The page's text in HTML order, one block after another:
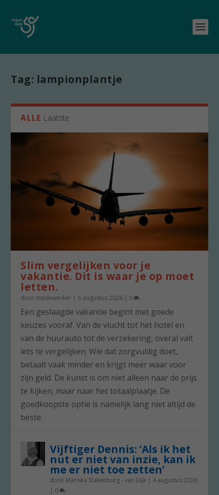
Tag: lampionplantje
ALLE Laatste
Slim vergelijken voor je
vakantie. Dit is waar je op moet
letten.
door medewerker | 6 augustus 2026 | 0
Een geslaagde vakantie begint met goede
keuzes vooraf. Van de vlucht tot het hotel en
van de huurauto tot de verzekering, overal valt
iets te vergelijken. Wie dat zorgvuldig doet,
betaalt vaak minder en krijgt meer waar voor
zijn geld. De kunst is om niet alleen naar de prijs
te kijken, maar naar het totaalplaatje. De
goedkoopste optie is namelijk lang niet altijd de
beste.
Vijftiger Dennis: ‘Als ik het
nut er niet van inzie, kan ik
me er niet toe zetten’
door Mariska Stakenburg - van Dijk | 4 augustus 2026
| 0